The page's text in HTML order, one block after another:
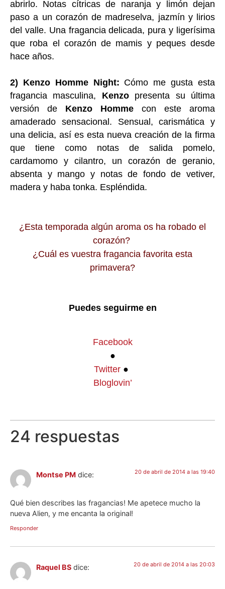
abrirlo. Notas cítricas de naranja y limón dejan
paso a un corazón de madreselva, jazmín y lirios
del valle. Una fragancia delicada, pura y ligerísima
que roba el corazón de mamis y peques desde
hace años.
2) Kenzo Homme Night: Cómo me gusta esta
fragancia masculina, Kenzopresenta su última
versión de Kenzo Homme con este aroma
amaderado sensacional. Sensual, carismática y
una delicia, así es esta nueva creación de la firma
que tiene como notas de salida pomelo,
cardamomo y cilantro, un corazón de geranio,
absenta y mango y notas de fondo de vetiver,
madera y haba tonka. Espléndida.
¿Esta temporada algún aroma os ha robado el
corazón?
¿Cuál es vuestra fragancia favorita esta
primavera?
Puedes seguirme en
Facebook
●
Twitter ●
Bloglovin’
24 respuestas
Montse PM dice: 20 de abril de 2014 a las 19:40
Qué bien describes las fragancias! Me apetece mucho la
nueva Alien, y me encanta la original!
Responder
Raquel BS dice: 20 de abril de 2014 a las 20:03